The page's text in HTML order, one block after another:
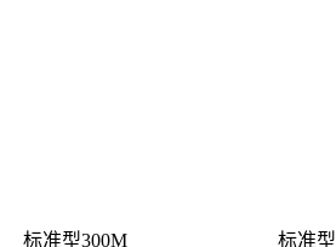
标准型300M
标准